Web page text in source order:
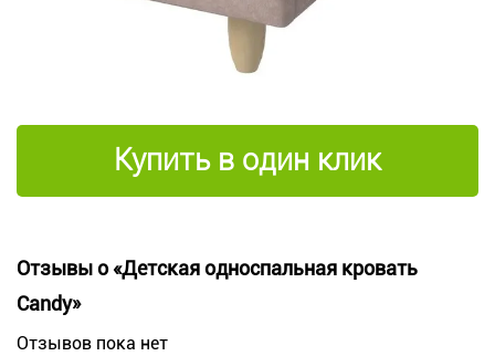
Купить в один клик
Отзывы о «Детская односпальная кровать
Candy»
Отзывов пока нет